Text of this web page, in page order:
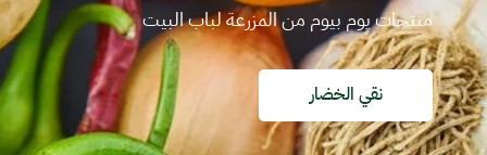
أكتشف كل المنتجات الجاهزة للطبخ واطلبها
شوف المنتجات